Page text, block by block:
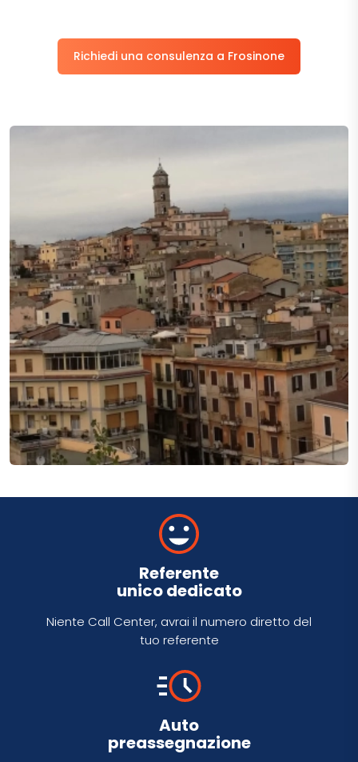
Richiedi una consulenza a Frosinone
Referente
unico dedicato
Niente Call Center, avrai il numero diretto del
tuo referente
Auto
preassegnazione